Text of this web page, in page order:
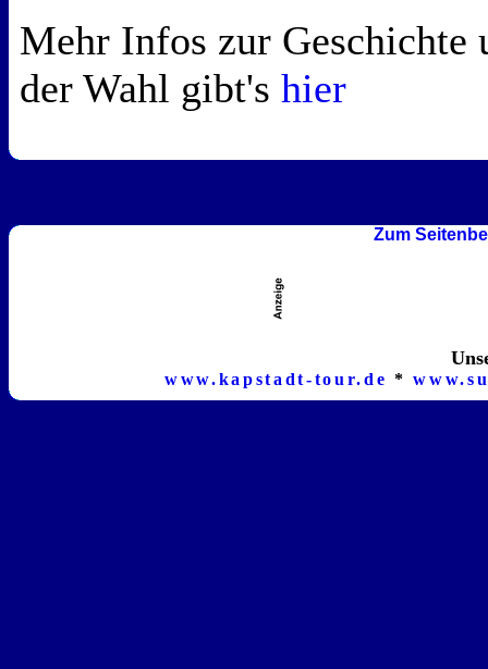
Mehr Infos zur Geschichte
der Wahl gibt's hier
Zum
www.kapstadt-tour.de *